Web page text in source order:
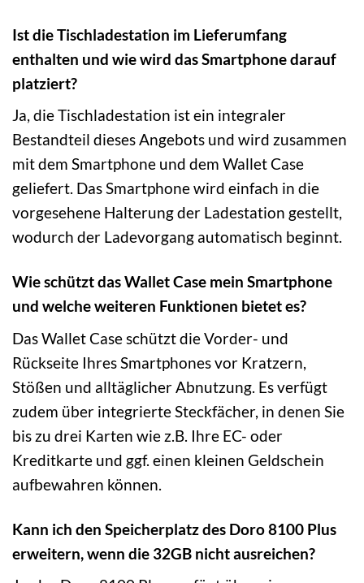
Ist die Tischladestation im Lieferumfang
enthalten und wie wird das Smartphone darauf
platziert?
Ja, die Tischladestation ist ein integraler
Bestandteil dieses Angebots und wird zusammen
mit dem Smartphone und dem Wallet Case
geliefert. Das Smartphone wird einfach in die
vorgesehene Halterung der Ladestation gestellt,
wodurch der Ladevorgang automatisch beginnt.
Wie schützt das Wallet Case mein Smartphone
und welche weiteren Funktionen bietet es?
Das Wallet Case schützt die Vorder- und
Rückseite Ihres Smartphones vor Kratzern,
Stößen und alltäglicher Abnutzung. Es verfügt
zudem über integrierte Steckfächer, in denen Sie
bis zu drei Karten wie z.B. Ihre EC- oder
Kreditkarte und ggf. einen kleinen Geldschein
aufbewahren können.
Kann ich den Speicherplatz des Doro 8100 Plus
erweitern, wenn die 32GB nicht ausreichen?